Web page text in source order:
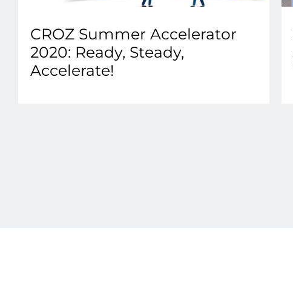
CROZ Summer Accelerator
2020: Ready, Steady,
Accelerate!